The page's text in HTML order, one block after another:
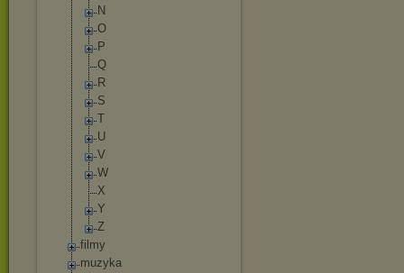
N
O
P
Q
R
S
T
U
V
W
X
Y
Z
filmy
muzyka